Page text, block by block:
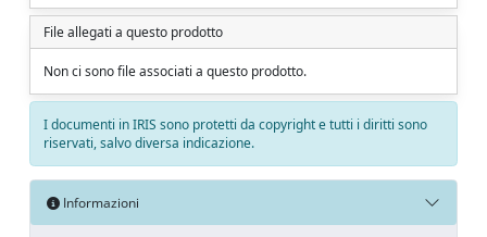
File allegati a questo prodotto
Non ci sono file associati a questo prodotto.
I documenti in IRIS sono protetti da copyright e tutti i diritti sono
riservati, salvo diversa indicazione.
Informazioni